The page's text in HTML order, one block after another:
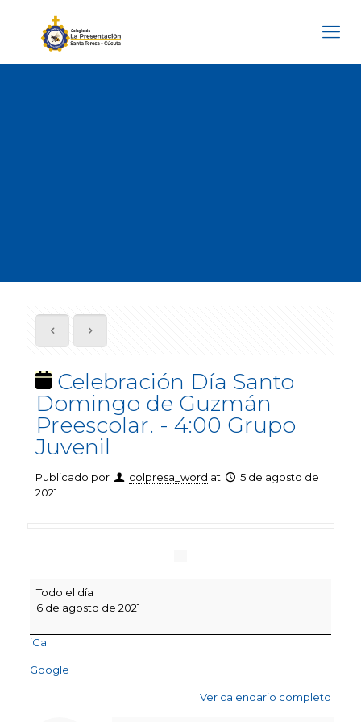
Celebración Día Santo
Domingo de Guzmán
Preescolar. - 4:00 Grupo
Juvenil
Publicado por colpresa_word at
5 de agosto de
2021
Día
Santo
de
Preescolar.
Todo el día
6 de agosto de 2021
iCal
Google
Ver calendario completo